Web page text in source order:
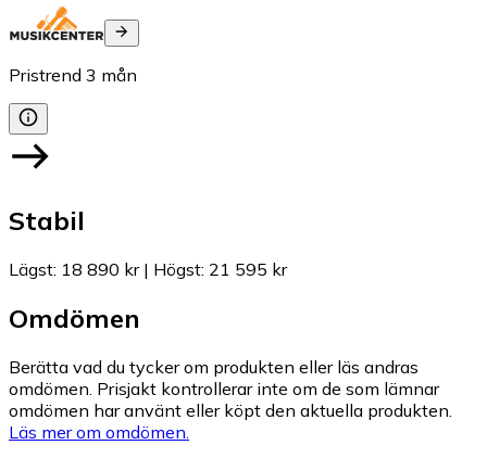
Pristrend 3 mån
Stabil
Lägst: 18 890 kr| Högst: 21 595 kr
Omdömen
Berätta vad du tycker om produkten eller läs andras
omdömen. Prisjakt kontrollerar inte om de som lämnar
omdömen har använt eller köpt den aktuella produkten.
Läs mer om omdömen.